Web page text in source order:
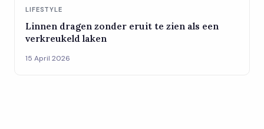
LIFESTYLE
Linnen dragen zonder eruit te zien als een
verkreukeld laken
15 April 2026